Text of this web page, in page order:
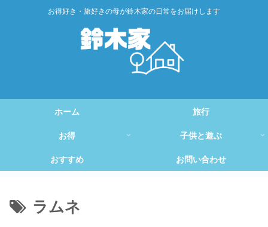
お得好き・旅好きの母が鈴木家の日常をお届けします
ホーム
旅行
お得
子供と遊ぶ
おすすめ
お問い合わせ
ラムネ